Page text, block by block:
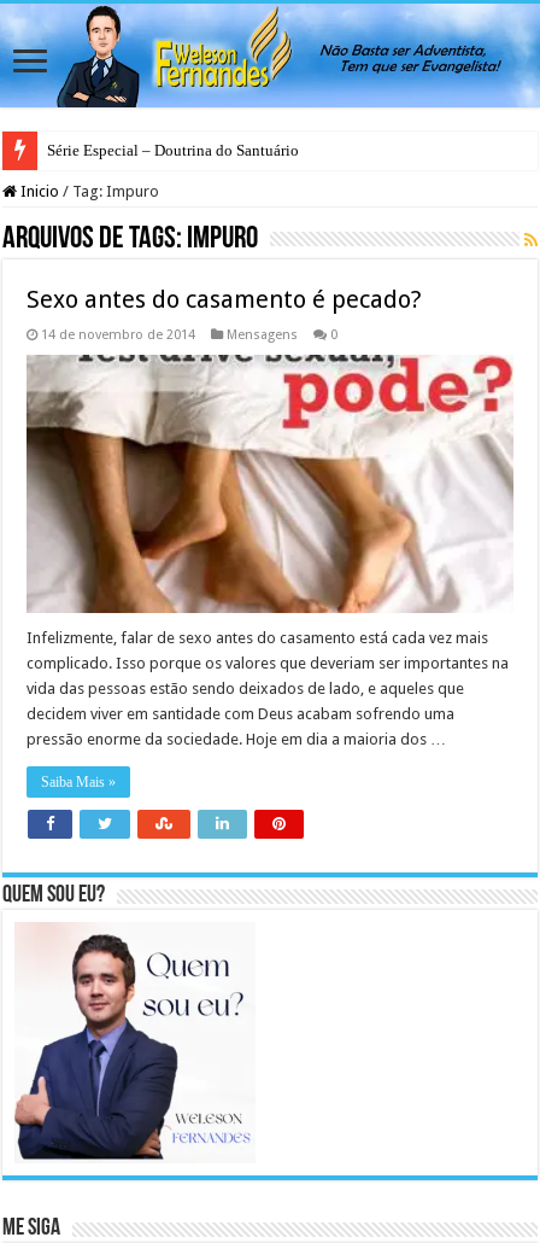
Série Especial – Doutrina do Santuário
Inicio / Tag:Impuro
Arquivos de Tags: Impuro
Sexo antes do casamento é pecado?
14 de novembro de 2014 Mensagens 0
Infelizmente, falar de sexo antes do casamento está cada vez mais
complicado. Isso porque os valores que deveriam ser importantes na
vida das pessoas estão sendo deixados de lado, e aqueles que
decidem viver em santidade com Deus acabam sofrendo uma
pressão enorme da sociedade. Hoje em dia a maioria dos …
Saiba Mais »
Quem sou eu?
Me Siga